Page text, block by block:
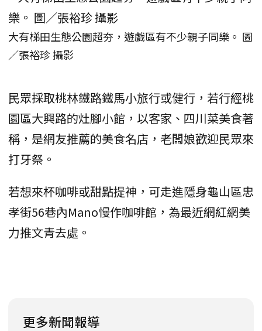
大有梯田生態公園超夯，遊戲區有不少親子同樂。 圖
／張裕珍 攝影
民眾採取桃林鐵路鐵馬小旅行或健行，若行經桃
園區大興路的灶腳小館，以客家、四川菜美食著
稱，是網友推薦的美食名店，老闆娘歡迎民眾來
打牙祭。
若想來杯咖啡或甜點提神，可走進隱身龜山區忠
孝街56巷內Mano慢作咖啡館，為最近網紅網美
力推文青去處。
更多新聞報導